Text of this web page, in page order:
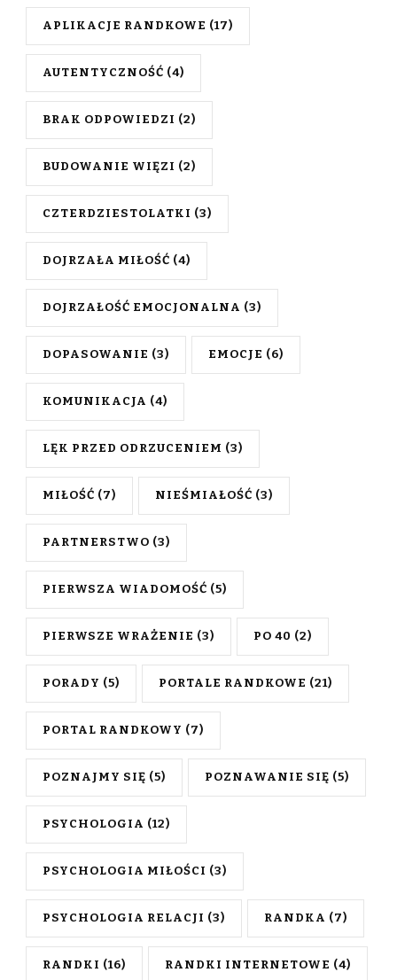
APLIKACJE RANDKOWE (17)
AUTENTYCZNOŚĆ (4)
BRAK ODPOWIEDZI (2)
BUDOWANIE WIĘZI (2)
CZTERDZIESTOLATKI (3)
DOJRZAŁA MIŁOŚĆ (4)
DOJRZAŁOŚĆ EMOCJONALNA (3)
DOPASOWANIE (3) EMOCJE (6)
KOMUNIKACJA (4)
LĘK PRZED ODRZUCENIEM (3)
MIŁOŚĆ (7) NIEŚMIAŁOŚĆ (3)
PARTNERSTWO (3)
PIERWSZA WIADOMOŚĆ (5)
PIERWSZE WRAŻENIE (3) PO 40 (2)
PORADY (5) PORTALE RANDKOWE (21)
PORTAL RANDKOWY (7)
POZNAJMY SIĘ (5) POZNAWANIE SIĘ (5)
PSYCHOLOGIA (12)
PSYCHOLOGIA MIŁOŚCI (3)
PSYCHOLOGIA RELACJI (3) RANDKA (7)
RANDKI (16) RANDKI INTERNETOWE (4)